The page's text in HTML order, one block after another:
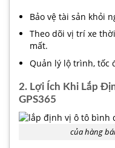
Bảo vệ tài sản khỏi
Theo dõi vị trí xe
mất.
Quản lý lộ trình, tốc
2. Lợi Ích Khi Lắp
GPS365
của hàng